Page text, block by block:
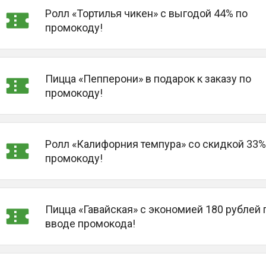
Ролл «Тортилья чикен» с выгодой 44% по
промокоду!
Пицца «Пепперони» в подарок к заказу по
промокоду!
Ролл «Калифорния темпура» со скидкой
промокоду!
Пицца «Гавайская» с экономией 180 рублей
вводе промокода!